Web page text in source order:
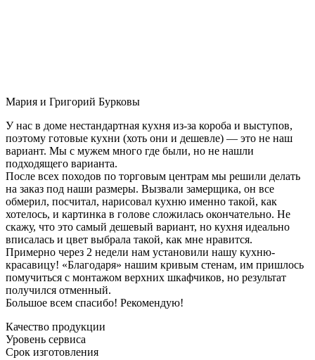
Мария и Григорий Бурковы
У нас в доме нестандартная кухня из-за короба и выступов,
поэтому готовые кухни (хоть они и дешевле) — это не наш
вариант. Мы с мужем много где были, но не нашли
подходящего варианта.
После всех походов по торговым центрам мы решили делать
на заказ под наши размеры. Вызвали замерщика, он все
обмерил, посчитал, нарисовал кухню именно такой, как
хотелось, и картинка в голове сложилась окончательно. Не
скажу, что это самый дешевый вариант, но кухня идеально
вписалась и цвет выбрала такой, как мне нравится.
Примерно через 2 недели нам установили нашу кухню-
красавицу! «Благодаря» нашим кривым стенам, им пришлось
помучиться с монтажом верхних шкафчиков, но результат
получился отменный.
Большое всем спасибо! Рекомендую!
Качество продукции
Уровень сервиса
Срок изготовления